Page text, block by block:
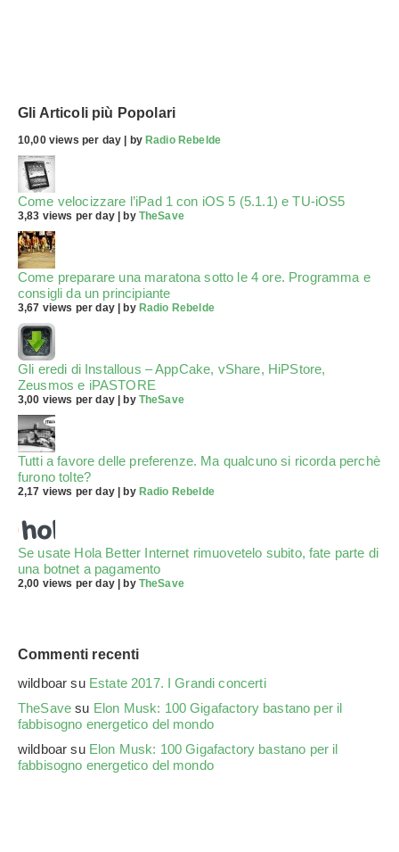
Gli Articoli più Popolari
10,00 views per day | byRadio Rebelde
Come velocizzare l’iPad 1 con iOS 5 (5.1.1) e TU-iOS5
3,83 views per day|by TheSave
Come preparare una maratona sotto le 4 ore. Programma e
consigli da un principiante
3,67 views per day|by Radio Rebelde
Gli eredi di Installous – AppCake, vShare, HiPStore,
Zeusmos e iPASTORE
3,00 views per day|by TheSave
Tutti a favore delle preferenze. Ma qualcuno si ricorda perchè
furono tolte?
2,17 views per day|by Radio Rebelde
Se usate Hola Better Internet rimuovetelo subito, fate parte di
una botnet a pagamento
2,00 views per day|by TheSave
Commenti recenti
wildboar su Estate 2017. I Grandi concerti
TheSave su Elon Musk: 100 Gigafactory bastano per il
fabbisogno energetico del mondo
wildboar su Elon Musk: 100 Gigafactory bastano per il
fabbisogno energetico del mondo